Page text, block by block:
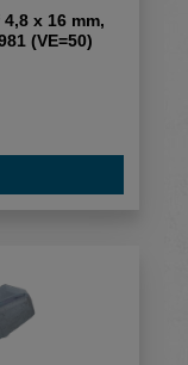
x 16 mm,
(VE=50)